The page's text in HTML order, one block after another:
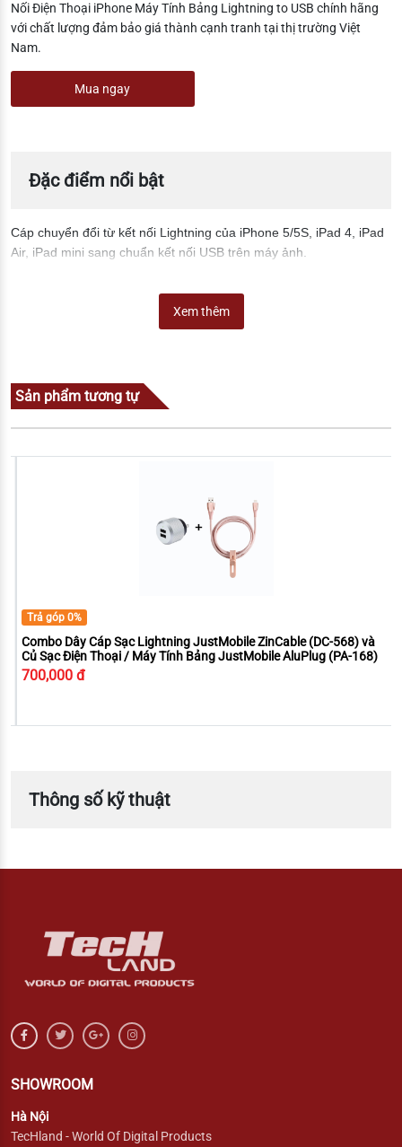
Nối Điện Thoại iPhone Máy Tính Bảng Lightning to USB chính hãng
với chất lượng đảm bảo giá thành cạnh tranh tại thị trường Việt
Nam.
Mua ngay
Đặc điểm nổi bật
Cáp chuyển đổi từ kết nối Lightning của iPhone 5/5S, iPad 4, iPad
Air, iPad mini sang chuẩn kết nối USB trên máy ảnh.
Xem thêm
Sản phẩm tương tự
Trả góp 0%
Combo Dây Cáp Sạc Lightning JustMobile ZinCable (DC-568) và
Củ Sạc Điện Thoại / Máy Tính Bảng JustMobile AluPlug (PA-168)
700,000 đ
Thông số kỹ thuật
SHOWROOM
Hà Nội
TecHland - World Of Digital Products